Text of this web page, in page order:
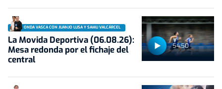
54:50
ONDA VASCA CON JUANJO LUSA Y SAMU VALCÁRCEL
La Movida Deportiva (06.08.26):
Mesa redonda por el fichaje del
central